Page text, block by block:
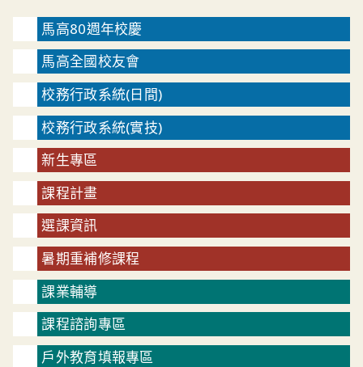
馬高80週年校慶
馬高全國校友會
校務行政系統(日間)
校務行政系統(實技)
新生專區
課程計畫
選課資訊
暑期重補修課程
課業輔導
課程諮詢專區
戶外教育填報專區